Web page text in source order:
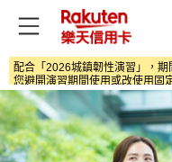
開
配合「2026城鎮韌性演習」，
您避開演習期間使用或改使用固